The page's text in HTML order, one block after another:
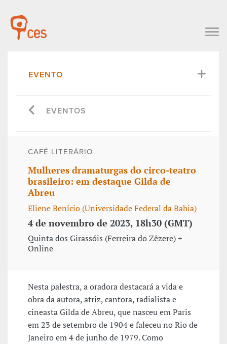
EVENTO
EVENTOS
CAFÉ LITERÁRIO
Mulheres dramaturgas do circo-teatro
brasileiro: em destaque Gilda de
Abreu
Eliene Benício (Universidade Federal da Bahia)
4 de novembro de 2023, 18h30 (GMT)
Quinta dos Girassóis (Ferreira do Zêzere) +
Online
Nesta palestra, a oradora destacará a vida e
obra da autora, atriz, cantora, radialista e
cineasta Gilda de Abreu, que nasceu em Paris
em 23 de setembro de 1904 e faleceu no Rio de
Janeiro em 4 de junho de 1979. Como